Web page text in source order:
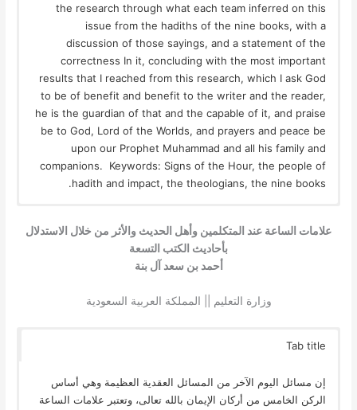
the research through what each team inferred on this
issue from the hadiths of the nine books, with a
discussion of those sayings, and a statement of the
correctness In it, concluding with the most important
results that I reached from this research, which I ask God
to be of benefit and benefit to the writer and the reader,
he is the guardian of that and the capable of it, and praise
be to God, Lord of the Worlds, and prayers and peace be
upon our Prophet Muhammad and all his family and
companions. Keywords: Signs of the Hour, the people of
hadith and impact, the theologians, the nine books.
علامات الساعة عند المتكلمين وأهل الحديث والأثر من خلال الاستدلال
بأحاديث الكتب التسعة
أحمد بن سعد آل بنة
وزارة التعليم || المملكة العربية السعودية
Tab title
إن مسائل اليوم الآخر من المسائل العقدية العظيمة وهي أساس
الركن الخامس من أركان الإيمان بالله تعالى، وتعتبر علامات الساعة